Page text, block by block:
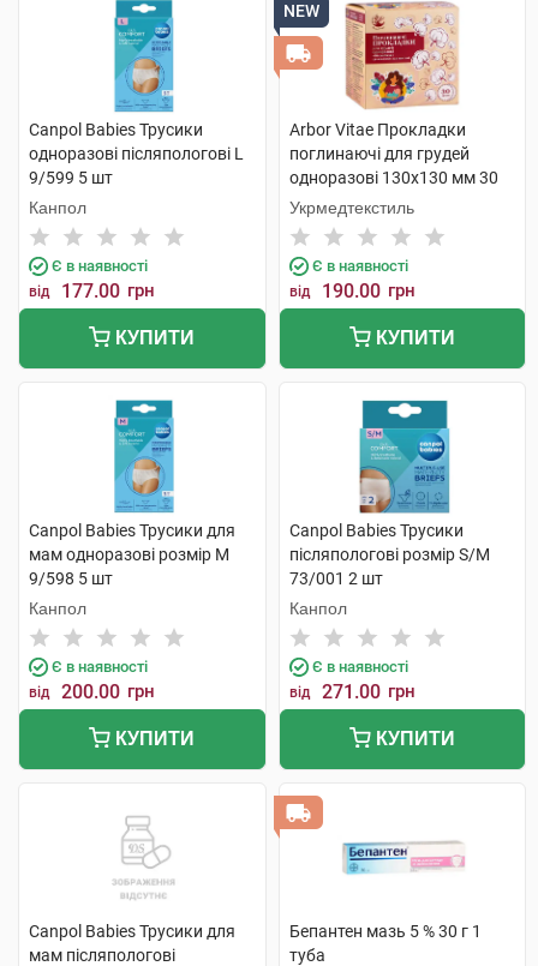
Canpol Babies Трусики
одноразові післяпологові L
9/599 5 шт
Канпол
Є в наявності
від 177.00 грн
КУПИТИ
NEW
Arbor Vitae Прокладки
поглинаючі для грудей
одноразові 130х130 мм 30
шт
Укрмедтекстиль
Є в наявності
від 190.00 грн
КУПИТИ
Canpol Babies Трусики для
мам одноразові розмір M
9/598 5 шт
Канпол
Є в наявності
від 200.00 грн
КУПИТИ
Canpol Babies Трусики
післяпологові розмір S/M
73/001 2 шт
Канпол
Є в наявності
від 271.00 грн
КУПИТИ
Canpol Babies Трусики для
мам післяпологові
Бепантен мазь 5 % 30 г 1
туба